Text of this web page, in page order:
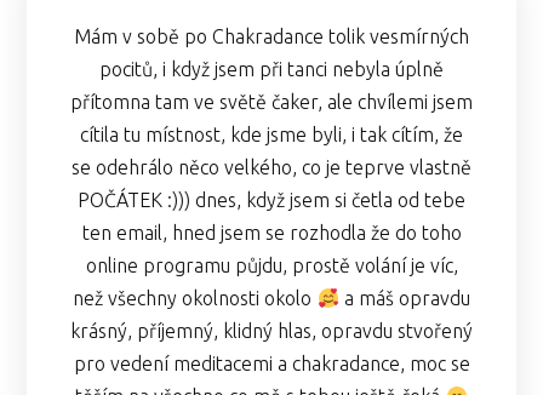
Mám v sobě po Chakradance tolik vesmírných
pocitů, i když jsem při tanci nebyla úplně
přítomna tam ve světě čaker, ale chvílemi jsem
cítila tu místnost, kde jsme byli, i tak cítím, že
se odehrálo něco velkého, co je teprve vlastně
POČÁTEK :))) dnes, když jsem si četla od tebe
ten email, hned jsem se rozhodla že do toho
online programu půjdu, prostě volání je víc,
než všechny okolnosti okolo
a máš opravdu
krásný, příjemný, klidný hlas, opravdu stvořený
pro vedení meditacemi a chakradance, moc se